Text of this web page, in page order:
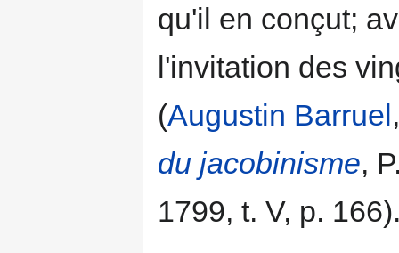
qu'il en conçut;
l'invitation des
(Augustin Barruel
du jacobinisme,
1799, t. V, p.